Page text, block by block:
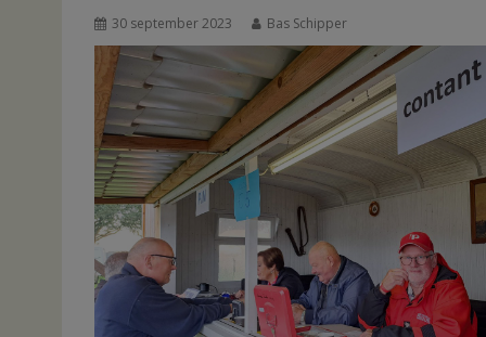
30 september 2023 Bas Schipper